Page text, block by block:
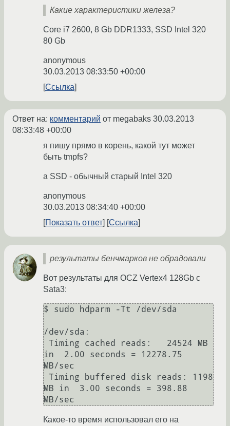
Какие характеристики железа?
Core i7 2600, 8 Gb DDR1333, SSD Intel 320
80 Gb
anonymous
30.03.2013 08:33:50 +00:00
Ссылка
Ответ на: комментарий от megabaks 30.03.2013
08:33:48 +00:00
я пишу прямо в корень, какой тут может
быть tmpfs?
а SSD - обычный старый Intel 320
anonymous
30.03.2013 08:34:40 +00:00
Показать ответ
Ссылка
результаты бенчмарков не обрадовали
Вот результаты для OCZ Vertex4 128Gb с
Sata3:
$ sudo hdparm -Tt /dev/sda
/dev/sda:
in  2.00 seconds = 12278.75
MB/sec
MB in  3.00 seconds = 398.88
MB/sec
Какое-то время использовал его на